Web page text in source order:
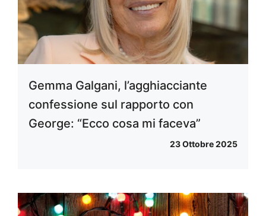
Gemma Galgani, l’agghiacciante
confessione sul rapporto con
George: “Ecco cosa mi faceva”
23 Ottobre 2025